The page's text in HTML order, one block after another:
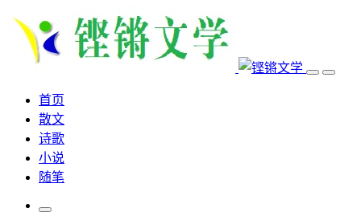
首页
散文
诗歌
小说
随笔